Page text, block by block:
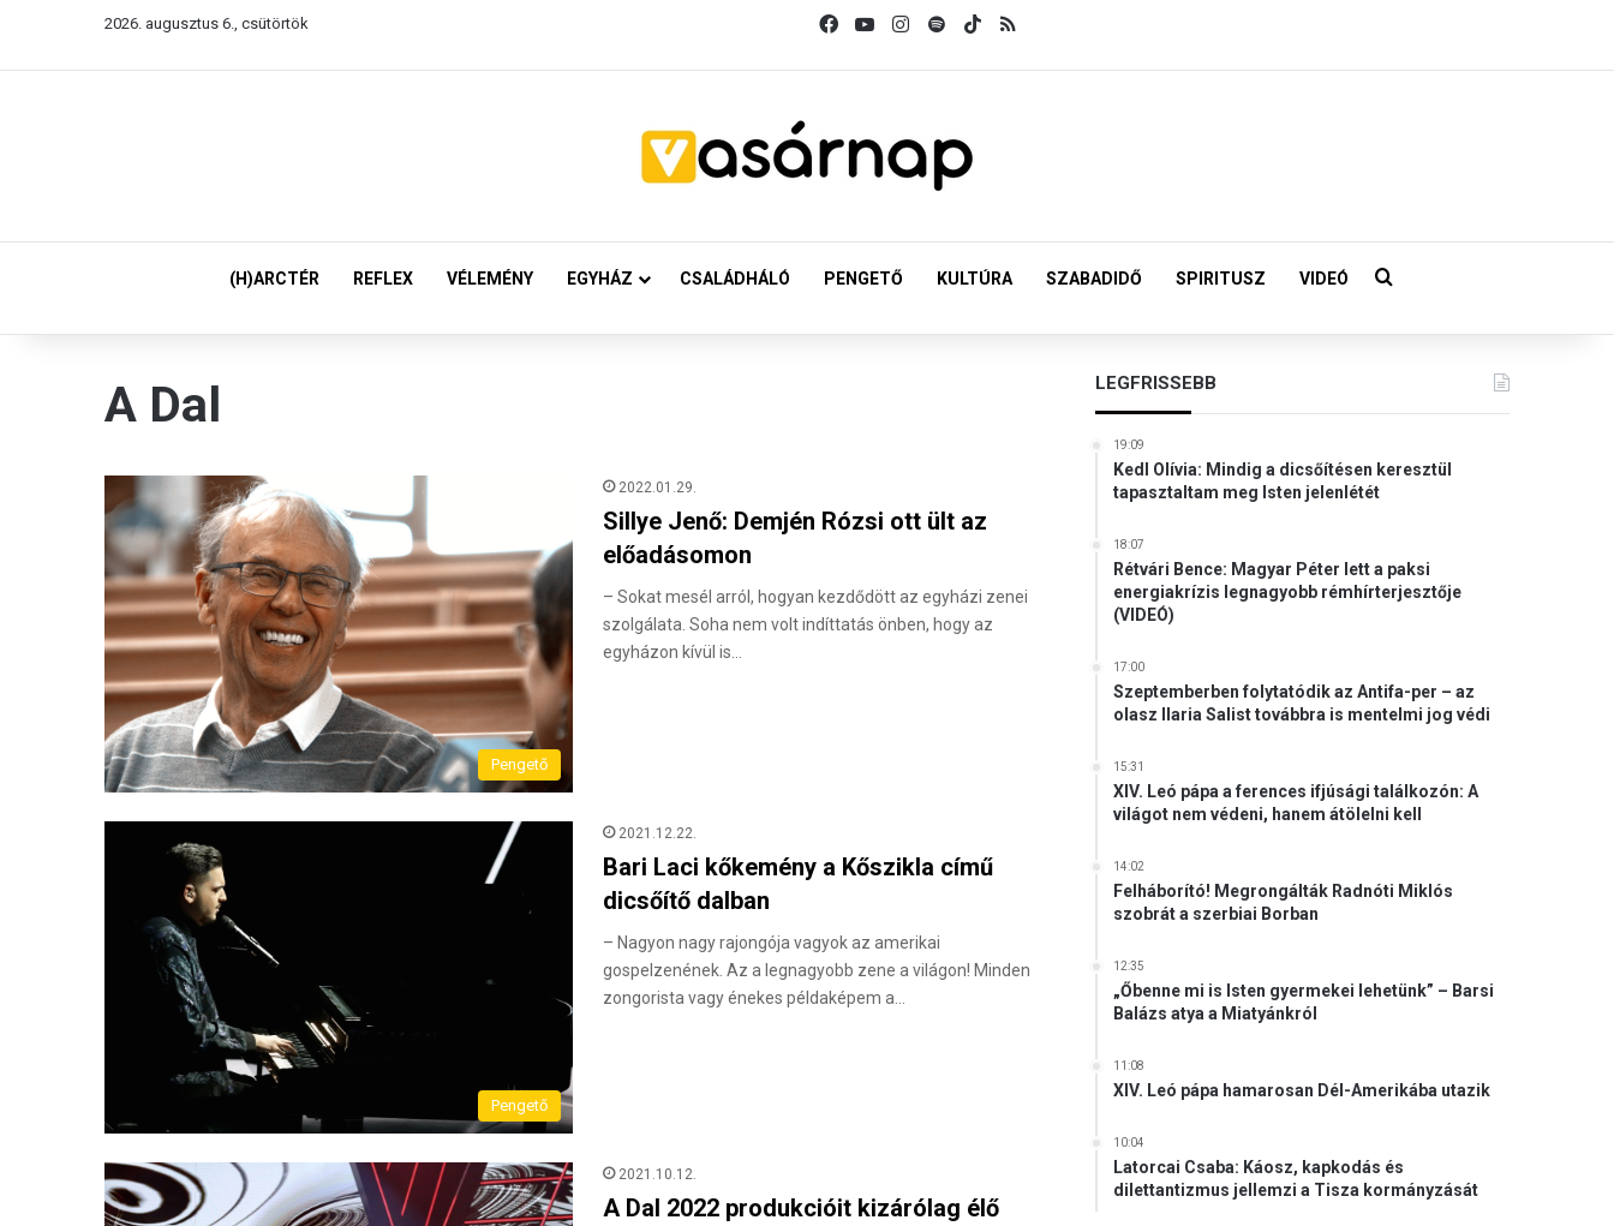
2026. augusztus 6., csütörtök FacebookYouTubeInstagram
SpotifyTikTok
(H)ARCTÉR REFLEX VÉLEMÉNY EGYHÁZ CSALÁDHÁLÓ PENGETŐ KULTÚRA SZABADIDŐ SPIRITUSZ VIDEÓ Keresés:
A Dal
Pengető
2022.01.29.
Sillye Jenő: Demjén Rózsi ott ült az
előadásomon
– Sokat mesél arról, hogyan kezdődött az egyházi zenei
szolgálata. Soha nem volt indíttatás önben, hogy az
egyházon kívül is…
Pengető
2021.12.22.
Bari Laci kőkemény a Kőszikla című
dicsőítő dalban
– Nagyon nagy rajongója vagyok az amerikai
gospelzenének. Az a legnagyobb zene a világon! Minden
zongorista vagy énekes példaképem a…
2021.10.12.
A Dal 2022 produkcióit kizárólag élő
LEGFRISSEBB
19:09
Kedl Olívia: Mindig a dicsőítésen keresztül
tapasztaltam meg Isten jelenlétét
18:07
Rétvári Bence: Magyar Péter lett a paksi
energiakrízis legnagyobb rémhírterjesztője
(VIDEÓ)
17:00
Szeptemberben folytatódik az Antifa-per – az
olasz Ilaria Salist továbbra is mentelmi jog védi
15:31
XIV. Leó pápa a ferences ifjúsági találkozón: A
világot nem védeni, hanem átölelni kell
14:02
Felháborító! Megrongálták Radnóti Miklós
szobrát a szerbiai Borban
12:35
„Őbenne mi is Isten gyermekei lehetünk” – Barsi
Balázs atya a Miatyánkról
11:08
XIV. Leó pápa hamarosan Dél-Amerikába utazik
10:04
Latorcai Csaba: Káosz, kapkodás és
dilettantizmus jellemzi a Tisza kormányzását